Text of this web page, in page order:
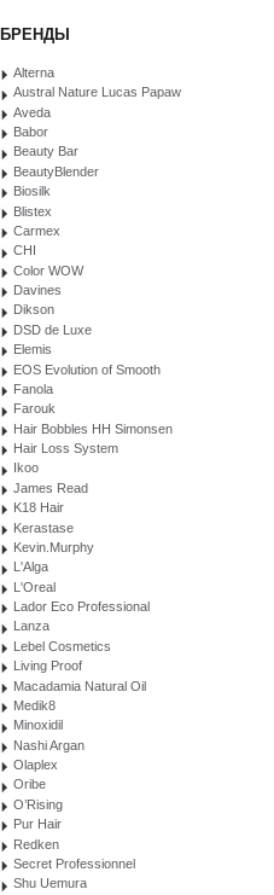
БРЕНДЫ
Alterna
Austral Nature Lucas Papaw
Aveda
Babor
Beauty Bar
BeautyBlender
Biosilk
Blistex
Carmex
CHI
Color WOW
Davines
Dikson
DSD de Luxe
Elemis
EOS Evolution of Smooth
Fanola
Farouk
Hair Bobbles HH Simonsen
Hair Loss System
Ikoo
James Read
K18 Hair
Kerastase
Kevin.Murphy
L'Alga
L'Oreal
Lador Eco Professional
Lanza
Lebel Cosmetics
Living Proof
Macadamia Natural Oil
Medik8
Minoxidil
Nashi Argan
Olaplex
Oribe
O’Rising
Pur Hair
Redken
Secret Professionnel
Shu Uemura